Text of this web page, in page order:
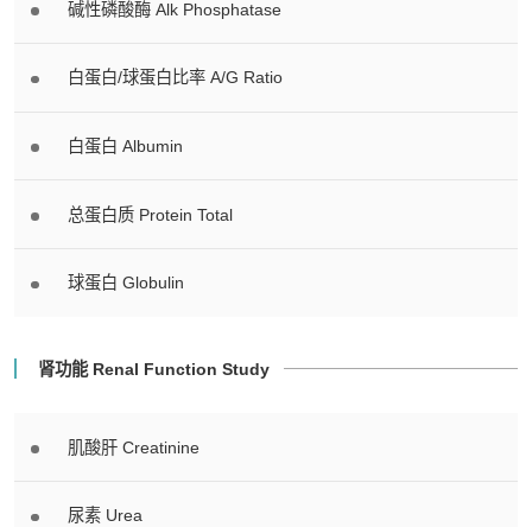
碱性磷酸酶 Alk Phosphatase
白蛋白/球蛋白比率 A/G Ratio
白蛋白 Albumin
总蛋白质 Protein Total
球蛋白 Globulin
肾功能 Renal Function Study
肌酸肝 Creatinine
尿素 Urea